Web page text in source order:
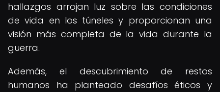
hallazgos arrojan luz sobre las condiciones
de vida en los túneles y proporcionan una
visión más completa de la vida durante la
guerra.
Además, el descubrimiento de restos
humanos ha planteado desafíos éticos y